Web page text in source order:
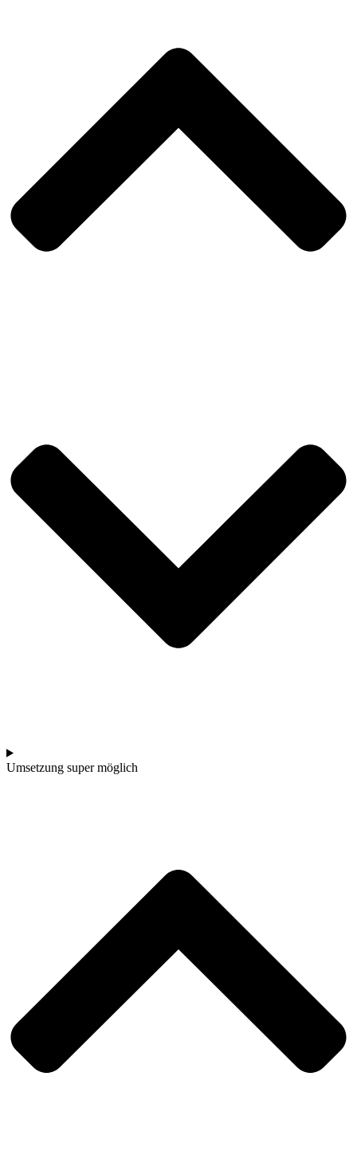
Umset­zung super möglich